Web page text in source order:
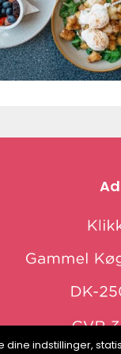
dine indstillinger,